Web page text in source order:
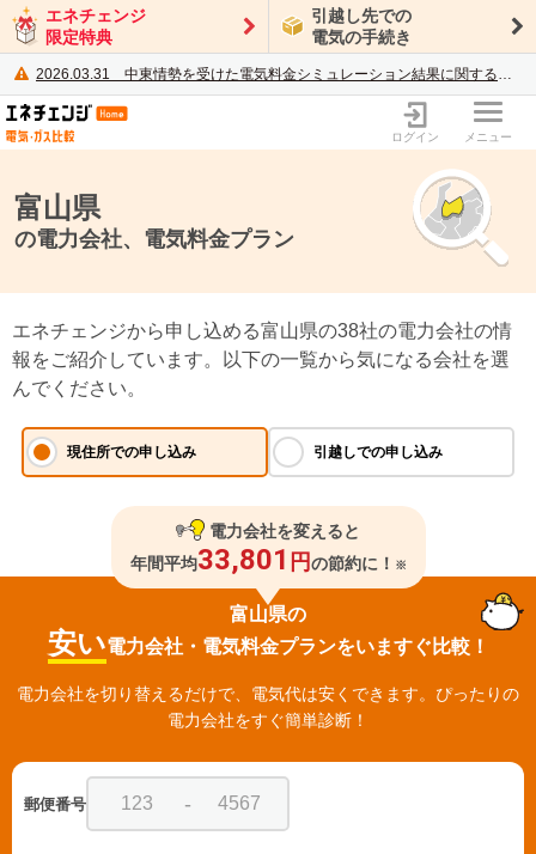
エネチェンジ
限定特典
引越し先での
電気の手続き
2026.03.31 中東情勢を受けた電気料金シミュレーション結果に関するご案内
電力・ガス比較サイト エネチェンジ
ログイン メニュー
富山県
の電力会社、電気料金プラン
エネチェンジから申し込める富山県の38社の電力会社の情
報をご紹介しています。以下の一覧から気になる会社を選
んでください。
電力会社を変えると
年間平均33,801 円の節約に！ ※
富山県の
安い電力会社・電気料金プランをいますぐ比較！
電力会社を切り替えるだけで、電気代は安くできます。ぴったりの
電力会社をすぐ簡単診断！
郵便番号 -